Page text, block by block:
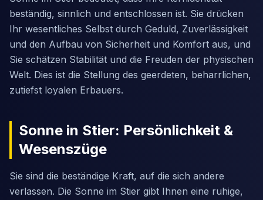
beständig, sinnlich und entschlossen ist. Sie drücken
Ihr wesentliches Selbst durch Geduld, Zuverlässigkeit
und den Aufbau von Sicherheit und Komfort aus, und
Sie schätzen Stabilität und die Freuden der physischen
Welt. Dies ist die Stellung des geerdeten, beharrlichen,
zutiefst loyalen Erbauers.
Sonne in Stier: Persönlichkeit &
Wesenszüge
Sie sind die beständige Kraft, auf die sich andere
verlassen. Die Sonne im Stier gibt Ihnen eine ruhige,